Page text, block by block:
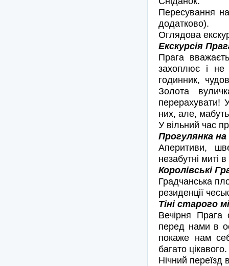
Пересування
додатково).
Оглядова
Екскурсія
Прага
захоплює і не
годинник,
Золота
перерахувати!
них, але,
У вільний час
Прогулянка
Аперитиви,
незабутні миті
Королівські
Градчанська
резиденції
Тіні старого
Вечірня Прага
перед нами в
покаже нам
багато цікавого.
Нічний переїзд